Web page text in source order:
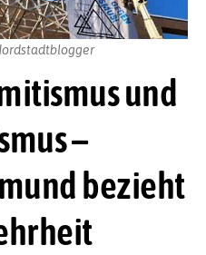
und
–
bezieht